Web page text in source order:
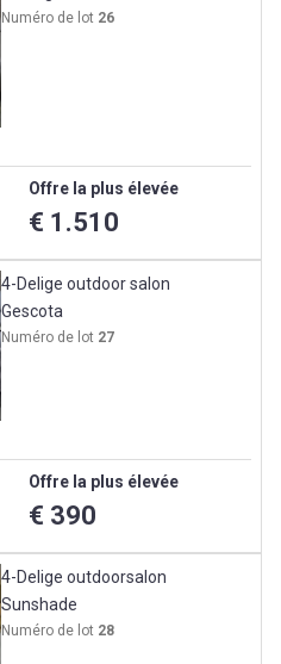
Numéro de lot 26
Offre la plus élevée
€ 1.510
4-Delige outdoor salon
Gescota
Numéro de lot 27
Offre la plus élevée
€ 390
4-Delige outdoorsalon
Sunshade
Numéro de lot 28